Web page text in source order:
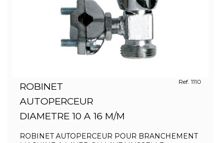
ROBINET
AUTOPERCEUR
DIAMETRE 10 A 16 M/M
Ref. 1110
ROBINET AUTOPERCEUR POUR BRANCHEMENT